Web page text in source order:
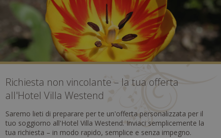
Richiesta non vincolante – la tua offerta
all'Hotel Villa Westend
Saremo lieti di preparare per te un'offerta personalizzata per il
tuo soggiorno all'Hotel Villa Westend. Inviaci semplicemente la
tua richiesta – in modo rapido, semplice e senza impegno.